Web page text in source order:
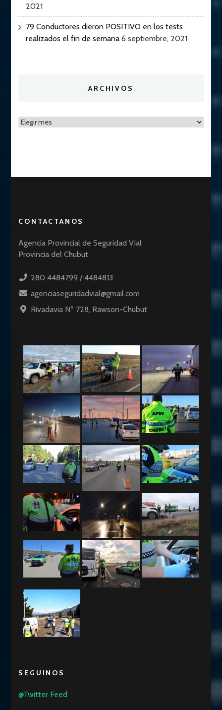
2021
79 Conductores dieron POSITIVO en los tests
realizados el fin de semana 6 septiembre, 2021
ARCHIVOS
Archivos
CONTACTANOS
Agencia Provincial de Seguridad Vial
Provincia del Chubut
280 4484799 / 4484813
agenciaseguridadvial@gmail.com
Rivadavia Nº 728, Rawson-Chubut
SEGUINOS
@Twitter Feed